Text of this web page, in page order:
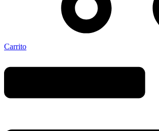
Carrito